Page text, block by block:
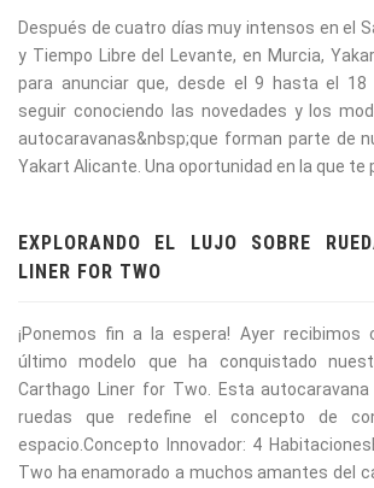
Después de cuatro días muy intensos en el
y Tiempo Libre del Levante, en Murcia,
para anunciar que, desde el 9 hasta el 18
seguir conociendo las novedades y los
autocaravanas&nbsp;que forman parte de
Yakart Alicante. Una oportunidad en la que te
EXPLORANDO EL LUJO SOBRE
LINER FOR TWO
¡Ponemos fin a la espera! Ayer recibimos
último modelo que ha conquistado
Carthago Liner for Two. Esta
ruedas que redefine el concepto de
espacio.Concepto Innovador: 4
Two ha enamorado a muchos amantes del